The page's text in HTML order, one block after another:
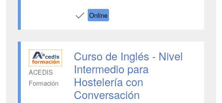
Online
ACEDIS
Formación
Curso de Inglés - Nivel
Intermedio para
Hostelería con
Conversación